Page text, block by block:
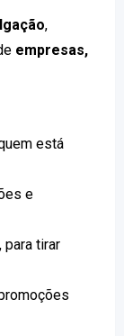
,
empresas,
está
e
para tirar